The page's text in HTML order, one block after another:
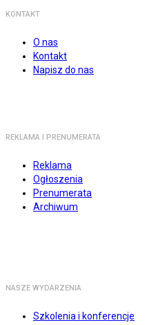
KONTAKT
O nas
Kontakt
Napisz do nas
REKLAMA I PRENUMERATA
Reklama
Ogłoszenia
Prenumerata
Archiwum
NASZE WYDARZENIA
Szkolenia i konferencje